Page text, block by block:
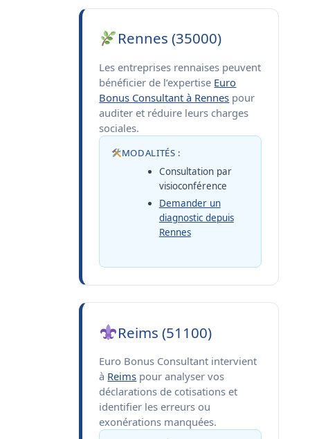
Rennes (35000)
Les entreprises rennaises peuvent
bénéficier de l’expertise Euro
Bonus Consultant à Rennes pour
auditer et réduire leurs charges
sociales.
MODALITÉS :
Consultation par
visioconférence
Demander un
diagnostic depuis
Rennes
Reims (51100)
Euro Bonus Consultant intervient
à Reims pour analyser vos
déclarations de cotisations et
identifier les erreurs ou
exonérations manquées.